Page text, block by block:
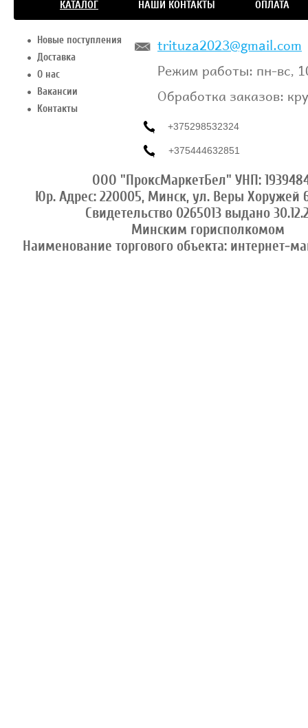
КАТАЛОГ НАШИ КОНТАКТЫ ОПЛАТА
Новые поступления
Доставка
О нас
Вакансии
Контакты
trituza2023@gmail.com
Режим работы: пн-вс,
Обработка заказов:
+375298532324
+375444632851
ООО "ПроксМаркетБел" УНП:
Юр. Адрес: 220005, Минск, ул. Веры Хоружей
Свидетельство 0265013 выдано
Минским горисполкомом
Наименование торгового объекта: интернет-